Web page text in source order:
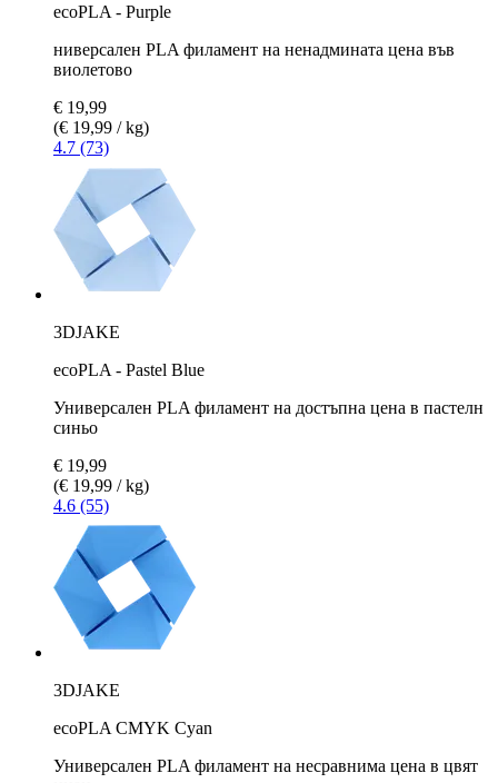
ecoPLA - Purple
ниверсален PLA филамент на ненадмината цена във
виолетово
€ 19,99
(€ 19,99 / kg)
4.7 (73)
3DJAKE
ecoPLA - Pastel Blue
Универсален PLA филамент на достъпна цена в пастелн
синьо
€ 19,99
(€ 19,99 / kg)
4.6 (55)
3DJAKE
ecoPLA CMYK Cyan
Универсален PLA филамент на несравнима цена в цвят